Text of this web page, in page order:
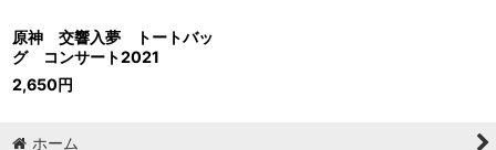
原神 交響入夢 トートバッ
グ コンサート2021
2,650円
ホーム